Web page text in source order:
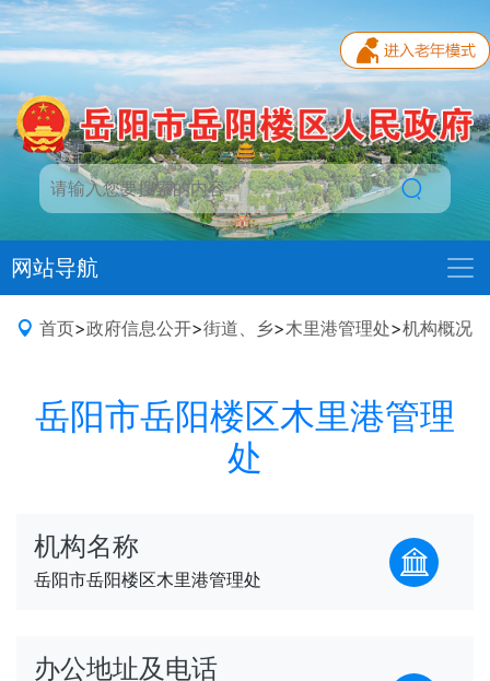
网站导航
首页>政府信息公开>街道、乡>木里港管理处>机构概况
岳阳市岳阳楼区木里港管理
处
机构名称
岳阳市岳阳楼区木里港管理处
办公地址及电话